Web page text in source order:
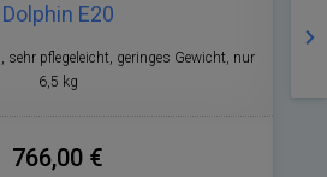
Dolphin E20
sehr pflegeleicht, geringes Gewicht, nur
6,5 kg
766,00 €